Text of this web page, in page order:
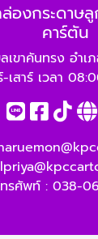
องกระดา
คาร์ตัน
ขาคันทรง อำเ
เสาร์ เวลา
ทรศัพท์ : 038-